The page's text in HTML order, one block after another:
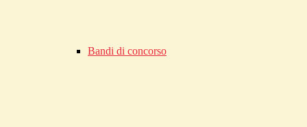
Bandi di concorso